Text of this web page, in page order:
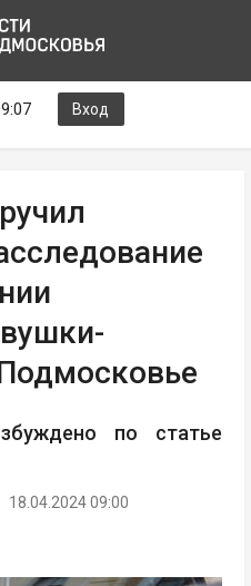
Вход
по статье
18.04.2024 09:00